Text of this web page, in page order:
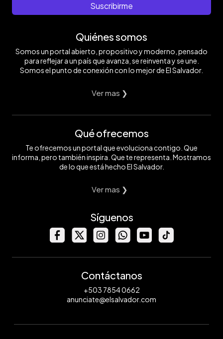
Suscribirme
Quiénes somos
Somos un portal abierto, propositivo y moderno, pensado
para reflejar a un país que avanza, se reinventa y se une.
Somos el punto de conexión con lo mejor de El Salvador.
Ver mas ❯
Qué ofrecemos
Te ofrecemos un portal que evoluciona contigo. Que
informa, pero también inspira. Que te representa. Mostramos
de lo que está hecho El Salvador.
Ver mas ❯
Síguenos
Contáctanos
+503 7854 0662
anunciate@elsalvador.com